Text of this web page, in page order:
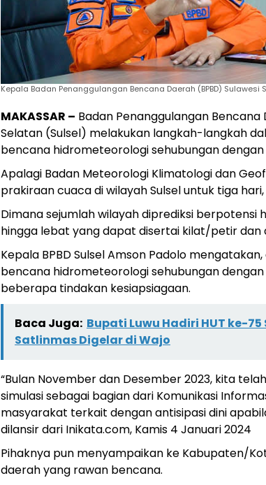
Kepala Badan Penanggulangan Bencana Daerah (BPBD) Sulawesi
MAKASSAR – Badan Penanggulangan Bencana
Selatan (Sulsel) melakukan langkah-langkah
bencana hidrometeorologi sehubungan dengan
Apalagi Badan Meteorologi Klimatologi dan
prakiraan cuaca di wilayah Sulsel untuk tiga
Dimana sejumlah wilayah diprediksi berpotensi
hingga lebat yang dapat disertai kilat/petir dan
Kepala BPBD Sulsel Amson Padolo
bencana hidrometeorologi sehubungan
beberapa tindakan kesiapsiagaan.
Baca Juga: Bupati Luwu Hadiri HUT ke-75
Satlinmas Digelar di Wajo
“Bulan November dan Desember 2023, kita
simulasi sebagai bagian dari Komunikasi
masyarakat terkait dengan antisipasi dini
dilansir dari Inikata.com, Kamis 4 Januari 2024
Pihaknya pun menyampaikan ke Kabupaten/
daerah yang rawan bencana.